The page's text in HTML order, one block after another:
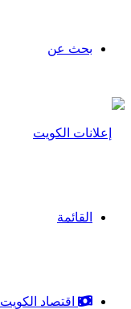
بحث عن
القائمة
اقتصاد الكويت